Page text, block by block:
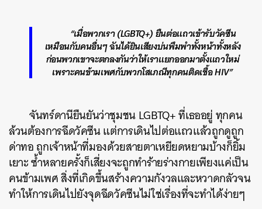
“เมื่อพวกเรา (LGBTQ+) ยืนต่อแถวเข้ารับวัคซีน
เหมือนกับคนอื่นๆ ฉันได้ยินเสียงบ่นพึมพำทั้งหน้าทั้งหลัง
ก่อนพวกเขาจะตกลงกันว่าให้เราแยกออกมาตั้งแถวใหม่
เพราะคนข้ามเพศกับพวกโสเภณีทุกคนติดเชื้อ HIV”
จันทร์ดานียืนยันว่าชุมชน LGBTQ+ ที่เธออยู่ ทุกคน
ล้วนต้องการฉีดวัคซีน แต่การเดินไปต่อแถวแล้วถูกดูถูก
ด่าทอ ถูกเจ้าหน้าที่มองด้วยสายตาเหยียดหยามบ้างก็ยิ้ม
เยาะ ซ้ำหลายครั้งก็เสี่ยงจะถูกทำร้ายร่างกายเพียงแค่เป็น
คนข้ามเพศ สิ่งที่เกิดขึ้นสร้างความกังวลและหวาดกลัวจน
ทำให้การเดินไปยังจุดฉีดวัคซีนไม่ใช่เรื่องที่จะทำได้ง่ายๆ